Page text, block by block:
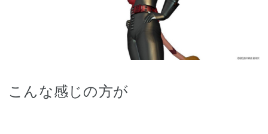
こんな感じの方が